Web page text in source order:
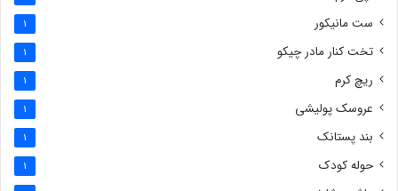
ست مانیکور 1
تخت کنار مادر چیکو 1
ریچ کرم 1
عروسک پولیشی 1
بند پستانک 1
حوله کودک 1